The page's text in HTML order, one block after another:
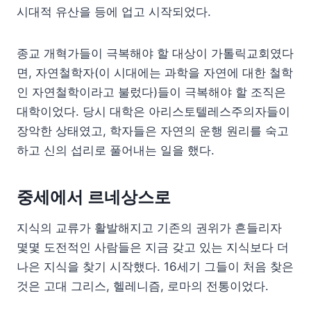
시대적 유산을 등에 업고 시작되었다.
종교 개혁가들이 극복해야 할 대상이 가톨릭교회였다
면, 자연철학자(이 시대에는 과학을 자연에 대한 철학
인 자연철학이라고 불렀다)들이 극복해야 할 조직은
대학이었다. 당시 대학은 아리스토텔레스주의자들이
장악한 상태였고, 학자들은 자연의 운행 원리를 숙고
하고 신의 섭리로 풀어내는 일을 했다.
중세에서 르네상스로
지식의 교류가 활발해지고 기존의 권위가 흔들리자
몇몇 도전적인 사람들은 지금 갖고 있는 지식보다 더
나은 지식을 찾기 시작했다. 16세기 그들이 처음 찾은
것은 고대 그리스, 헬레니즘, 로마의 전통이었다.